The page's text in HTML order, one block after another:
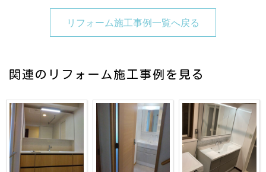
リフォーム施工事例一覧へ戻る
関連のリフォーム施工事例を見る